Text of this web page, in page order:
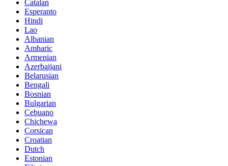
Catalan
Esperanto
Hindi
Lao
Albanian
Amharic
Armenian
Azerbaijani
Belarusian
Bengali
Bosnian
Bulgarian
Cebuano
Chichewa
Corsican
Croatian
Dutch
Estonian